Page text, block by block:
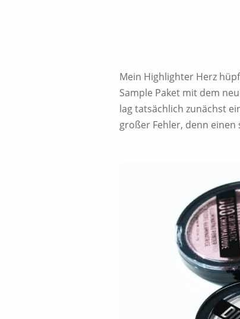
Mein Highlighter Herz
Sample Paket mit dem
lag tatsächlich zunächst
großer Fehler, denn